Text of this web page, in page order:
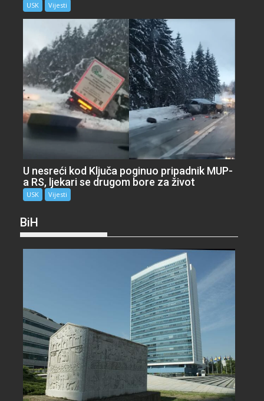
USK Vijesti
U nesreći kod Ključa poginuo pripadnik MUP-
a RS, ljekari se drugom bore za život
USK Vijesti
BiH